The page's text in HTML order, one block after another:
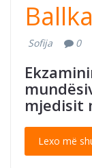
Sofija 0
mjedisit
Lexo më